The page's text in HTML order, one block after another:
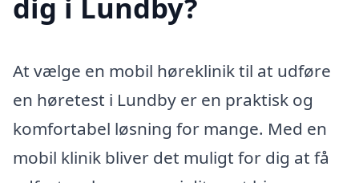
dig i Lundby?
At vælge en mobil høreklinik til at udføre
en høretest i Lundby er en praktisk og
komfortabel løsning for mange. Med en
mobil klinik bliver det muligt for dig at få